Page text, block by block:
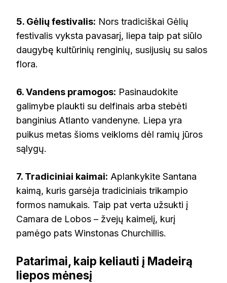
5. Gėlių festivalis: Nors tradiciškai Gėlių
festivalis vyksta pavasarį, liepa taip pat siūlo
daugybę kultūrinių renginių, susijusių su salos
flora.
6. Vandens pramogos: Pasinaudokite
galimybe plaukti su delfinais arba stebėti
banginius Atlanto vandenyne. Liepa yra
puikus metas šioms veikloms dėl ramių jūros
sąlygų.
7. Tradiciniai kaimai: Aplankykite Santana
kaimą, kuris garsėja tradiciniais trikampio
formos namukais. Taip pat verta užsukti į
Camara de Lobos – žvejų kaimelį, kurį
pamėgo pats Winstonas Churchillis.
Patarimai, kaip keliauti į Madeirą
liepos mėnesį